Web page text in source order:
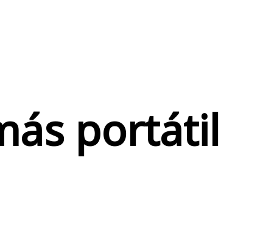
portátil